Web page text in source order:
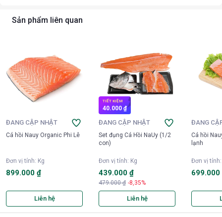
Sản phẩm liên quan
ĐANG CẬP NHẬT
Cá hồi Nauy Organic Phi Lê
Đơn vị tính: Kg
899.000 ₫
Liên hệ
TIẾT KIỆM
40.000 ₫
ĐANG CẬP NHẬT
Set đụng Cá Hồi NaUy (1/2
con)
Đơn vị tính: Kg
439.000 ₫
479.000 ₫ -8,35%
Liên hệ
ĐANG
Cá hồi
lạnh
Đơn vị tính
699.000